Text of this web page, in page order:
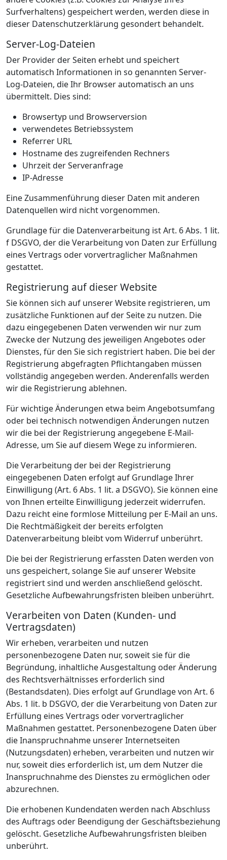
Surfverhaltens) gespeichert werden, werden diese in
dieser Datenschutzerklärung gesondert behandelt.
Server-Log-Dateien
Der Provider der Seiten erhebt und speichert
automatisch Informationen in so genannten Server-
Log-Dateien, die Ihr Browser automatisch an uns
übermittelt. Dies sind:
Browsertyp und Browserversion
verwendetes Betriebssystem
Referrer URL
Hostname des zugreifenden Rechners
Uhrzeit der Serveranfrage
IP-Adresse
Eine Zusammenführung dieser Daten mit anderen
Datenquellen wird nicht vorgenommen.
Grundlage für die Datenverarbeitung ist Art. 6 Abs. 1 lit.
f DSGVO, der die Verarbeitung von Daten zur Erfüllung
eines Vertrags oder vorvertraglicher Maßnahmen
gestattet.
Registrierung auf dieser Website
Sie können sich auf unserer Website registrieren, um
zusätzliche Funktionen auf der Seite zu nutzen. Die
dazu eingegebenen Daten verwenden wir nur zum
Zwecke der Nutzung des jeweiligen Angebotes oder
Dienstes, für den Sie sich registriert haben. Die bei der
Registrierung abgefragten Pflichtangaben müssen
vollständig angegeben werden. Anderenfalls werden
wir die Registrierung ablehnen.
Für wichtige Änderungen etwa beim Angebotsumfang
oder bei technisch notwendigen Änderungen nutzen
wir die bei der Registrierung angegebene E-Mail-
Adresse, um Sie auf diesem Wege zu informieren.
Die Verarbeitung der bei der Registrierung
eingegebenen Daten erfolgt auf Grundlage Ihrer
Einwilligung (Art. 6 Abs. 1 lit. a DSGVO). Sie können eine
von Ihnen erteilte Einwilligung jederzeit widerrufen.
Dazu reicht eine formlose Mitteilung per E-Mail an uns.
Die Rechtmäßigkeit der bereits erfolgten
Datenverarbeitung bleibt vom Widerruf unberührt.
Die bei der Registrierung erfassten Daten werden von
uns gespeichert, solange Sie auf unserer Website
registriert sind und werden anschließend gelöscht.
Gesetzliche Aufbewahrungsfristen bleiben unberührt.
Verarbeiten von Daten (Kunden- und
Vertragsdaten)
Wir erheben, verarbeiten und nutzen
personenbezogene Daten nur, soweit sie für die
Begründung, inhaltliche Ausgestaltung oder Änderung
des Rechtsverhältnisses erforderlich sind
(Bestandsdaten). Dies erfolgt auf Grundlage von Art. 6
Abs. 1 lit. b DSGVO, der die Verarbeitung von Daten zur
Erfüllung eines Vertrags oder vorvertraglicher
Maßnahmen gestattet. Personenbezogene Daten über
die Inanspruchnahme unserer Internetseiten
(Nutzungsdaten) erheben, verarbeiten und nutzen wir
nur, soweit dies erforderlich ist, um dem Nutzer die
Inanspruchnahme des Dienstes zu ermöglichen oder
abzurechnen.
Die erhobenen Kundendaten werden nach Abschluss
des Auftrags oder Beendigung der Geschäftsbeziehung
gelöscht. Gesetzliche Aufbewahrungsfristen bleiben
unberührt.